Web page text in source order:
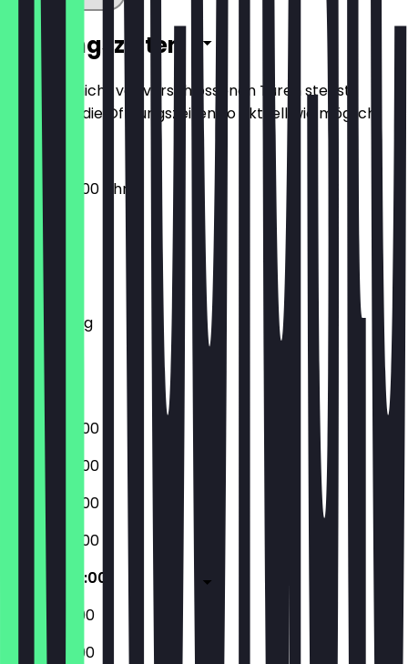
Öffnungszeiten
Damit du nicht vor verschlossenen Türen stehst,
halten wir die Öffnungszeiten so aktuell wie möglich.
07:30 - 20:00 Uhr
Montag
Dienstag
Mittwoch
Donnerstag
Freitag
Samstag
Sonntag
07:30 - 20:00
07:30 - 20:00
07:30 - 20:00
07:30 - 20:00
07:30 - 20:00
07:30 - 21:00
07:30 - 21:00